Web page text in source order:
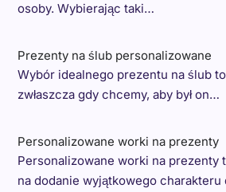
osoby. Wybierając taki…
Prezenty na ślub personalizowane
Wybór idealnego prezentu na ślub
zwłaszcza gdy chcemy, aby był on…
Personalizowane worki na prezenty
Personalizowane worki na prezenty
na dodanie wyjątkowego charakteru